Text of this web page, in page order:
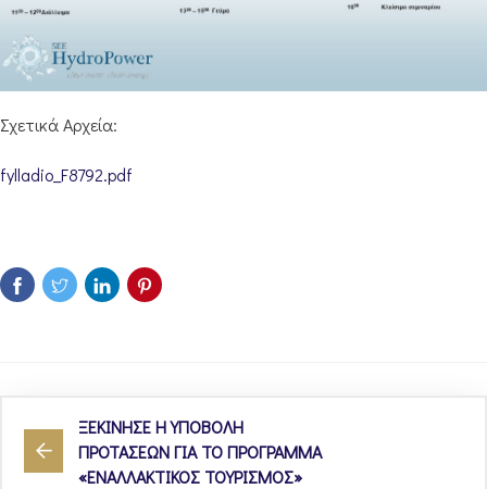
Σχετικά Αρχεία:
fylladio_F8792.pdf
ΞΕΚΙΝΗΣΕ Η ΥΠΟΒΟΛΗ
ΠΡΟΤΑΣΕΩΝ ΓΙΑ ΤΟ ΠΡΟΓΡΑΜΜΑ
«ΕΝΑΛΛΑΚΤΙΚΟΣ ΤΟΥΡΙΣΜΟΣ»